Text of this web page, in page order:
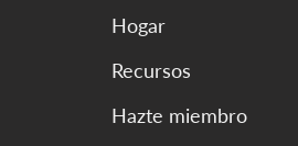
Hogar
Recursos
Hazte miembro